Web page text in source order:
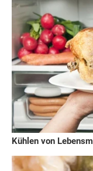
Kühlen von